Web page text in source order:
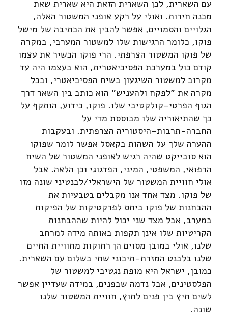
עם השארית, לכן השארית הזאת היא שארית שאת
מכנה חירות. ואולי על רקע אופני המשטור האלה,
הגלויים והסמויים, אפשר להבין את הכתיבה של מישל
פוקו, כלומר הרגישות שלו למשטור המערבי, במקרה
של פוקו המשטור הצרפתי. הרי פוקו הכשיר את עצמו
קודם כול במערכת הפסיכיאטרית, הוא בעצמו היה עד
מקרוב למשטור השיגעון בשיח הפסיכיאטרי, ובכל
מקרה את "לפקח ולהעניש" הוא כותב בין השאר דרך
הגוף הפרטי-קולקטיבי שלו. פוקו, כידוע, הותקף על
כך שהתיאוריה שלו מבוססת מדי על
החברה-תרבות-היסטוריה הצרפתית. ובעקבות
ההערה שלך על השהות בקאסל אפשר לומר שפוקו
הוא סובייקט שהיה רגיש לאופני המשטור של השיח
הרפואי, המשפטי, המיני, הפדגוגי וכן הלאה. אבל
אולי חוויית המשטור של הישראלי/לבנטיני שונה מזו
של פוקו. מצד אחד אנו מקבלים בטבעיות את
ההבחנות של פוקו ביחס לפרקטיקות של הפיקוח
במערב, אבל מצד שני יכול להיות שההבחנות
הקריטיות שלו אינן תקפות באותה מידה למרחב
שלנו, אולי במובן מסוים הן רחוקות מחוויית החיים
שלנו בלבנט המזרח-תיכוני שחי בשלום עם השארית.
כמובן, ישראל היא מופת נגטיבי למשטור של
הפלסטינים, אבל נדמה שבפנים, במידה שעדיין אפשר
לשים חיץ בין פנים לחוץ, חוויית המשטור שלנו
שונה.